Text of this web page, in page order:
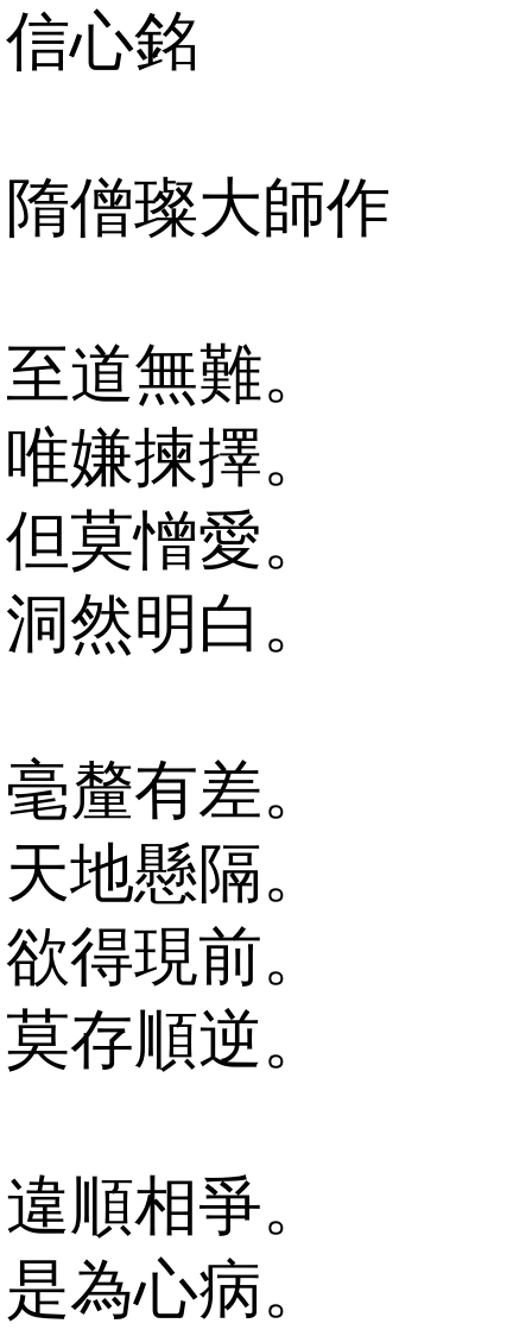
信心銘
隋僧璨大師作
至道無難。
唯嫌揀擇。
但莫憎愛。
洞然明白。
毫釐有差。
天地懸隔。
欲得現前。
莫存順逆。
違順相爭。
是為心病。